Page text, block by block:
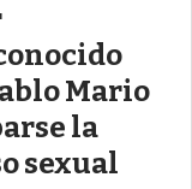
Mario
la
sexual